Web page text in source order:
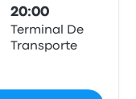
20:00
Terminal De
Transporte